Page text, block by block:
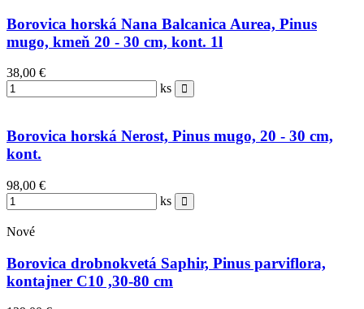
Borovica horská Nana Balcanica Aurea, Pinus
mugo, kmeň 20 - 30 cm, kont. 1l
38,00 €
ks
Borovica horská Nerost, Pinus mugo, 20 - 30 cm,
kont.
98,00 €
ks
Nové
Borovica drobnokvetá Saphir, Pinus parviflora,
kontajner C10 ,30-80 cm